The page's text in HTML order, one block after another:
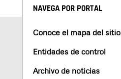
NAVEGA POR PORTAL
Conoce el mapa del sitio
Entidades de control
Archivo de noticias